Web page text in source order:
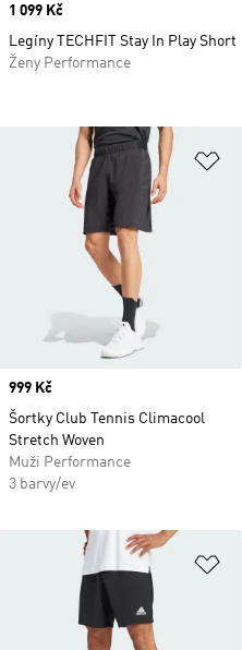
Price
999 Kč
Šortky Club Tennis Climacool
Stretch Woven
Muži Performance
3 barvy/ev
Price
1 099 Kč
Legíny TECHFIT Stay In Play Short
Ženy Performance